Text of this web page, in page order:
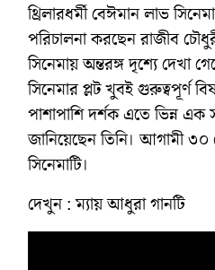
থ্রিলারধর্মী বেঈমান লাভ
পরিচালনা করছেন রাজীব
সিনেমায় অন্তরঙ্গ দৃশ্যে দেখা
সিনেমার প্লট খুবই গুরুত্বপূর্ণ
পাশাপাশি দর্শক এতে ভিন্ন এক
জানিয়েছেন তিনি। আগামী ৩০
সিনেমাটি।
দেখুন : ম্যায় আধুরা গানটি